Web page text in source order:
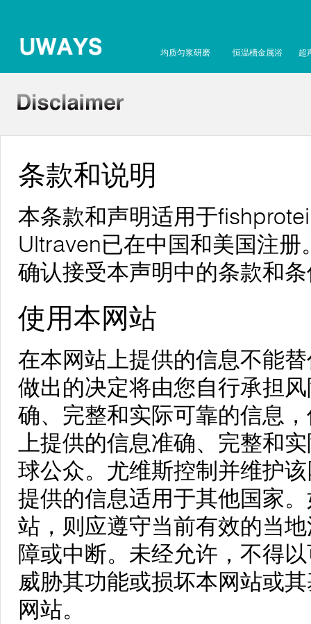
均质匀浆研磨 恒温槽金属浴 超
条款和说明
本条款和声明适用于
Ultraven已在中国和美国注
确认接受本声明中的条款和
使用本网站
在本网站上提供的信息不能
做出的决定将由您自行承担
确、完整和实际可靠的信息
上提供的信息准确、完整和
球公众。尤维斯控制并维护
提供的信息适用于其他国家
站，则应遵守当前有效的当
障或中断。未经允许，不得
威胁其功能或损坏本网站或
网站。